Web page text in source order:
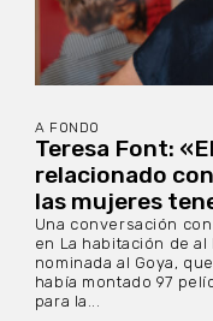
A FONDO
Teresa Font:
relacionado
las mujeres
Una conversación
en La habitación de
nominada al Goya,
había montado 97
para la...